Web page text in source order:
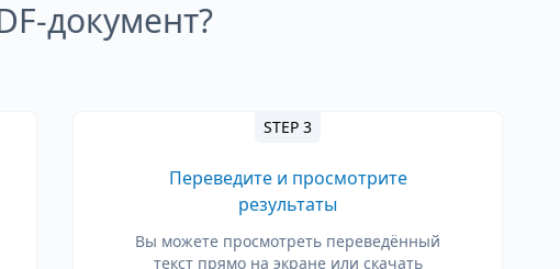
документ?
STEP 3
Переведите и просмотрите
результаты
Вы можете просмотреть переведённый
текст прямо на экране или скачать